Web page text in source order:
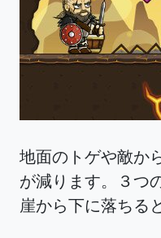
地面のトゲや敵か
が減ります。３つ
崖から下に落ちる